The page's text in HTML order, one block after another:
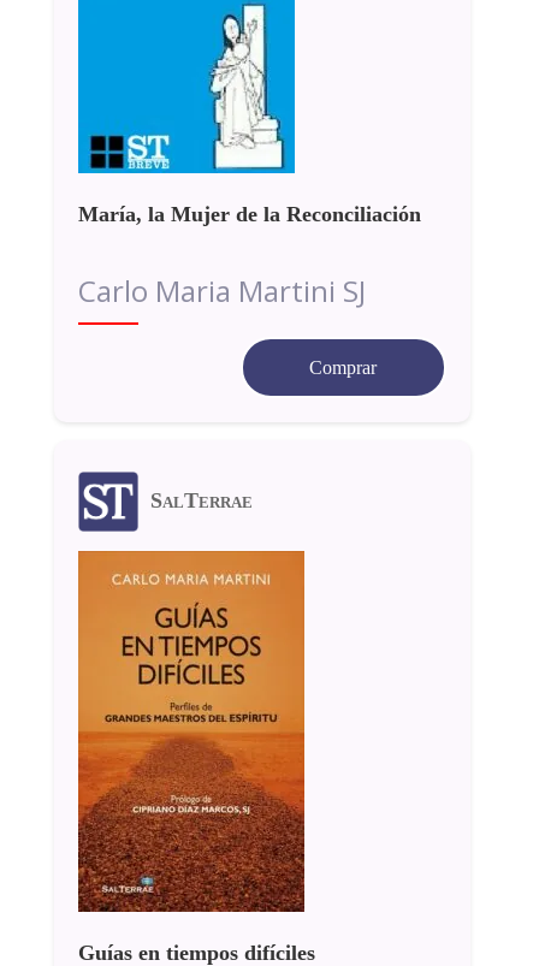
María, la Mujer de la Reconciliación
Carlo Maria Martini SJ
Comprar
SalTerrae
Guías en tiempos difíciles